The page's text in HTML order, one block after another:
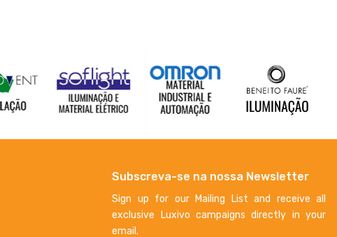
Subscreva-se na nossa Newsletter
Sign up for our Mailing List and receive all
exclusive Luxivo campaigns directly in your
email.